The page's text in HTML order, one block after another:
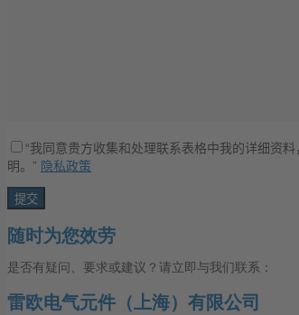
“我同意贵方收集和处理联系表格中我的详细资
明。” 隐私政策
随时为您效劳
是否有疑问、要求或建议？请立即与我们联系：
雷欧电气元件（上海）有限公司